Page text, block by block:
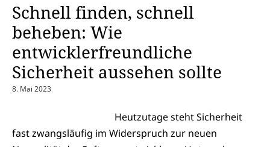
Schnell finden, schnell
beheben: Wie
entwicklerfreundliche
Sicherheit aussehen sollte
8. Mai 2023
Heutzutage steht Sicherheit
fast zwangsläufig im Widerspruch zur neuen